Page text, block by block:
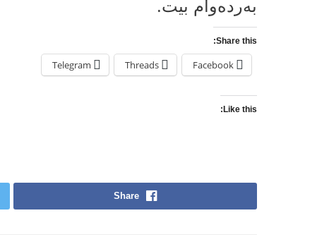
به‌رده‌وام بیت.
Share this:
Facebook
Threads
Telegram
Like this:
Share